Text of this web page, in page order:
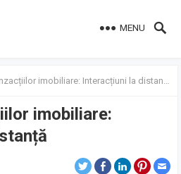
MENU
imobiliare: Interacțiuni la distanță
imobiliare: